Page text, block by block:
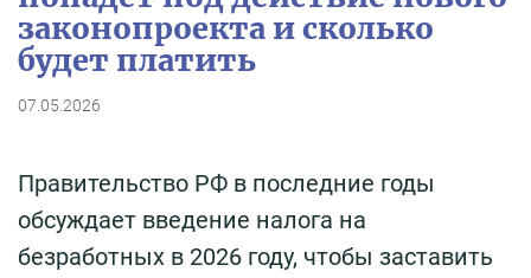
законопроекта и сколько
будет платить
07.05.2026
Правительство РФ в последние годы
обсуждает введение налога на
безработных в 2026 году, чтобы заставить